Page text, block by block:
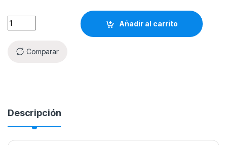
Añadir al carrito
Comparar
Descripción